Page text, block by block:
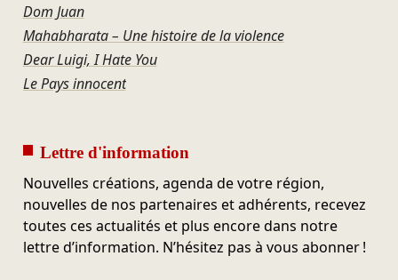
Dom Juan
Mahabharata – Une histoire de la violence
Dear Luigi, I Hate You
Le Pays innocent
Lettre d'information
Nouvelles créations, agenda de votre région,
nouvelles de nos partenaires et adhérents, recevez
toutes ces actualités et plus encore dans notre
lettre d’information. N’hésitez pas à vous abonner !